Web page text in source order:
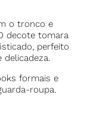
o tronco e
decote tomara
perfeito
delicadeza.
formais e
roupa.